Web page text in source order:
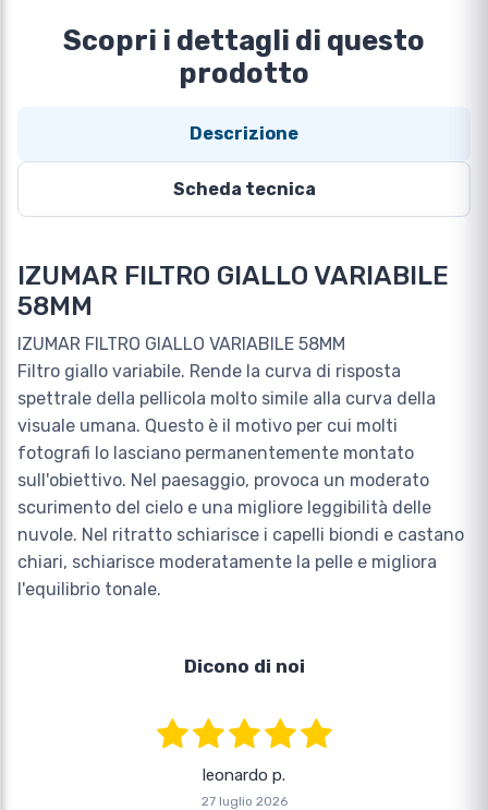
Scopri i dettagli di questo
prodotto
Descrizione
Scheda tecnica
IZUMAR FILTRO GIALLO VARIABILE
58MM
IZUMAR FILTRO GIALLO VARIABILE 58MM
Filtro giallo variabile. Rende la curva di risposta
spettrale della pellicola molto simile alla curva della
visuale umana. Questo è il motivo per cui molti
fotografi lo lasciano permanentemente montato
sull'obiettivo. Nel paesaggio, provoca un moderato
scurimento del cielo e una migliore leggibilità delle
nuvole. Nel ritratto schiarisce i capelli biondi e castano
chiari, schiarisce moderatamente la pelle e migliora
l'equilibrio tonale.
Dicono di noi
leonardo p.
27 luglio 2026